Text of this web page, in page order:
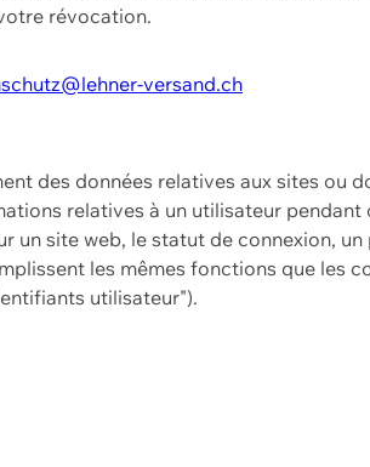
révocation.
versand.ch
des données relatives aux sites ou
relatives à un utilisateur pendant
site web, le statut de connexion,
les mêmes fonctions que les
utilisateur").